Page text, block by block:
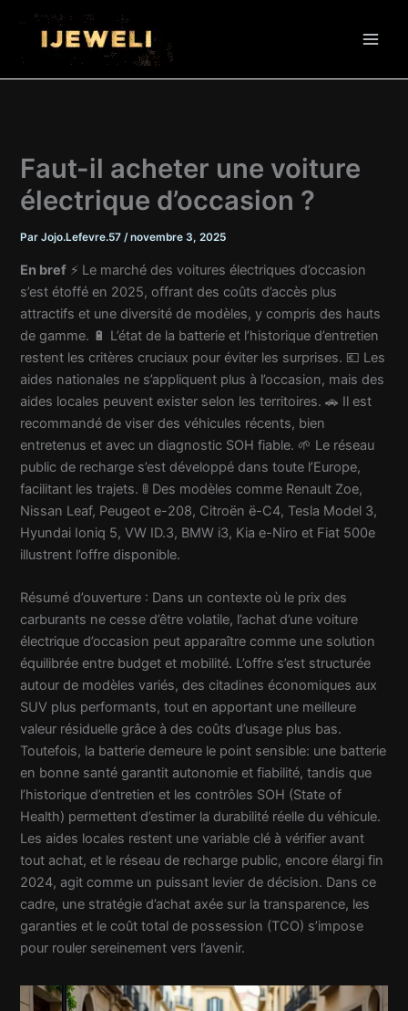
contenu
Faut-il acheter une voiture
électrique d’occasion ?
ParJojo.Lefevre.57/novembre 3, 2025
En bref ⚡ Le marché des voitures électriques d’occasion
s’est étoffé en 2025, offrant des coûts d’accès plus
attractifs et une diversité de modèles, y compris des hauts
de gamme. 🔋 L’état de la batterie et l’historique d’entretien
restent les critères cruciaux pour éviter les surprises. 💶 Les
aides nationales ne s’appliquent plus à l’occasion, mais des
aides locales peuvent exister selon les territoires. 🚗 Il est
recommandé de viser des véhicules récents, bien
entretenus et avec un diagnostic SOH fiable. 🌱 Le réseau
public de recharge s’est développé dans toute l’Europe,
facilitant les trajets. 🚦 Des modèles comme Renault Zoe,
Nissan Leaf, Peugeot e-208, Citroën ë-C4, Tesla Model 3,
Hyundai Ioniq 5, VW ID.3, BMW i3, Kia e-Niro et Fiat 500e
illustrent l’offre disponible.
Résumé d’ouverture : Dans un contexte où le prix des
carburants ne cesse d’être volatile, l’achat d’une voiture
électrique d’occasion peut apparaître comme une solution
équilibrée entre budget et mobilité. L’offre s’est structurée
autour de modèles variés, des citadines économiques aux
SUV plus performants, tout en apportant une meilleure
valeur résiduelle grâce à des coûts d’usage plus bas.
Toutefois, la batterie demeure le point sensible: une batterie
en bonne santé garantit autonomie et fiabilité, tandis que
l’historique d’entretien et les contrôles SOH (State of
Health) permettent d’estimer la durabilité réelle du véhicule.
Les aides locales restent une variable clé à vérifier avant
tout achat, et le réseau de recharge public, encore élargi fin
2024, agit comme un puissant levier de décision. Dans ce
cadre, une stratégie d’achat axée sur la transparence, les
garanties et le coût total de possession (TCO) s’impose
pour rouler sereinement vers l’avenir.